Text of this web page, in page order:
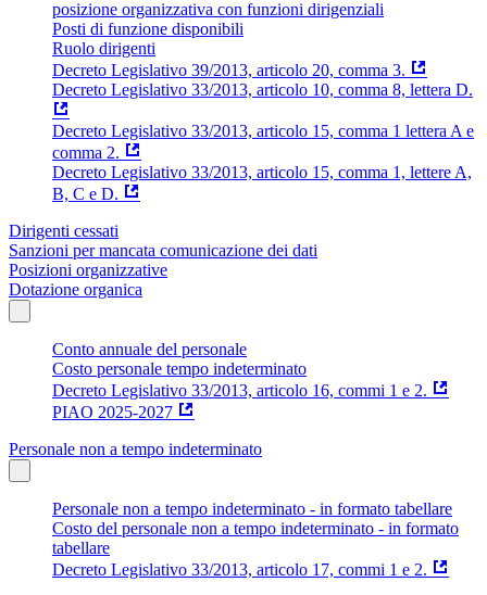
posizione organizzativa con funzioni dirigenziali
Posti di funzione disponibili
Ruolo dirigenti
Decreto Legislativo 39/2013, articolo 20, comma 3.
Decreto Legislativo 33/2013, articolo 10, comma 8, lettera D.
Decreto Legislativo 33/2013, articolo 15, comma 1 lettera A e
comma 2.
Decreto Legislativo 33/2013, articolo 15, comma 1, lettere A,
B, C e D.
Dirigenti cessati
Sanzioni per mancata comunicazione dei dati
Posizioni organizzative
Dotazione organica
Conto annuale del personale
Costo personale tempo indeterminato
Decreto Legislativo 33/2013, articolo 16, commi 1 e 2.
PIAO 2025-2027
Personale non a tempo indeterminato
Personale non a tempo indeterminato - in formato tabellare
Costo del personale non a tempo indeterminato - in formato
tabellare
Decreto Legislativo 33/2013, articolo 17, commi 1 e 2.